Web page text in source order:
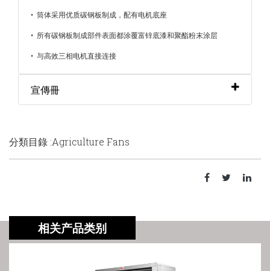
• 筒体采用优质碳钢板制成，配有电机底座
• 所有碳钢板制成部件表面都涂覆富锌底漆和聚酯粉末涂层
• 与高效三相电机直接连接
宣傳冊
分類目錄 :Agriculture Fans
相关产品类别